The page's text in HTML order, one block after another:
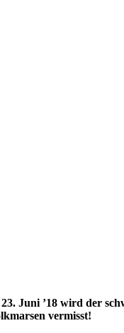
23. Juni ’18 wird der
ver­misst!